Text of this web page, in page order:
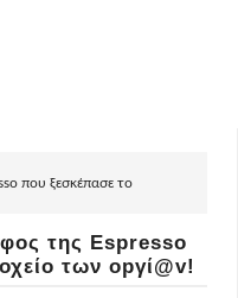
που ξεσκέπασε το
της Espresso
των οpγί@v!